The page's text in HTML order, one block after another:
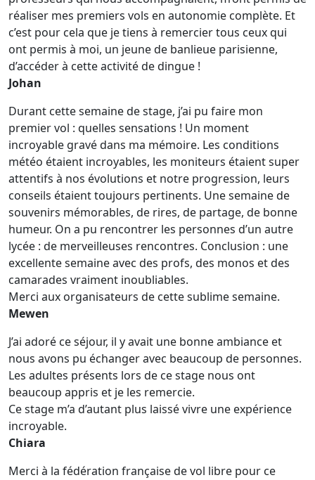
réaliser mes premiers vols en autonomie complète. Et
c’est pour cela que je tiens à remercier tous ceux qui
ont permis à moi, un jeune de banlieue parisienne,
d’accéder à cette activité de dingue !
Johan
Durant cette semaine de stage, j’ai pu faire mon
premier vol : quelles sensations ! Un moment
incroyable gravé dans ma mémoire. Les conditions
météo étaient incroyables, les moniteurs étaient super
attentifs à nos évolutions et notre progression, leurs
conseils étaient toujours pertinents. Une semaine de
souvenirs mémorables, de rires, de partage, de bonne
humeur. On a pu rencontrer les personnes d’un autre
lycée : de merveilleuses rencontres. Conclusion : une
excellente semaine avec des profs, des monos et des
camarades vraiment inoubliables.
Merci aux organisateurs de cette sublime semaine.
Mewen
J’ai adoré ce séjour, il y avait une bonne ambiance et
nous avons pu échanger avec beaucoup de personnes.
Les adultes présents lors de ce stage nous ont
beaucoup appris et je les remercie.
Ce stage m’a d’autant plus laissé vivre une expérience
incroyable.
Chiara
Merci à la fédération française de vol libre pour ce